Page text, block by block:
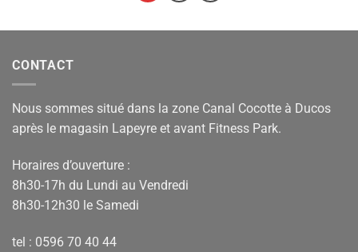
CONTACT
Nous sommes situé dans la zone Canal Cocotte à Ducos
après le magasin Lapeyre et avant Fitness Park.
Horaires d’ouverture :
8h30-17h du Lundi au Vendredi
8h30-12h30 le Samedi
tel : 0596 70 40 44